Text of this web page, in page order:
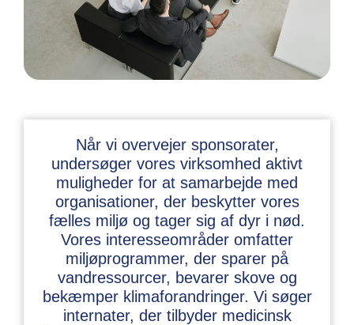
Når vi overvejer sponsorater,
undersøger vores virksomhed aktivt
muligheder for at samarbejde med
organisationer, der beskytter vores
fælles miljø og tager sig af dyr i nød.
Vores interesseområder omfatter
miljøprogrammer, der sparer på
vandressourcer, bevarer skove og
bekæmper klimaforandringer. Vi søger
internater, der tilbyder medicinsk